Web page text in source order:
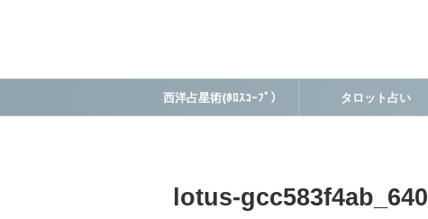
西洋占星術(ﾎﾛｽｺｰﾌﾟ） タロット占い
lotus-gcc583f4ab_640